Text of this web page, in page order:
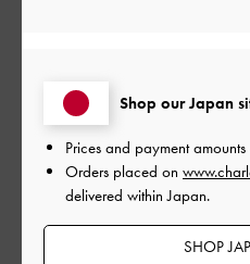
ご感想をお聞
Let us know
Shop our Japan
Prices and payment
Orders placed on
delivered within Japan.
SHOP